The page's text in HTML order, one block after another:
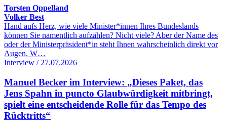
Torsten Oppelland
Volker Best
Hand aufs Herz, wie viele Minister*innen Ihres Bundeslands
können Sie namentlich aufzählen? Nicht viele? Aber der Name des
oder der Ministerpräsident*in steht Ihnen wahrscheinlich direkt vor
Augen. W…
Interview / 27.07.2026
Manuel Becker im Interview: „Dieses Paket, das
Jens Spahn in puncto Glaubwürdigkeit mitbringt,
spielt eine entscheidende Rolle für das Tempo des
Rücktritts“